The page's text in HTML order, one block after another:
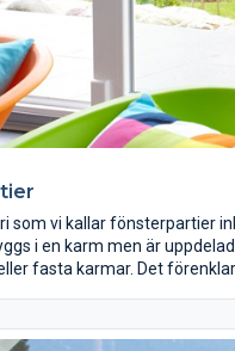
som vi kallar fönsterpartier
i en karm men är
fasta karmar. Det